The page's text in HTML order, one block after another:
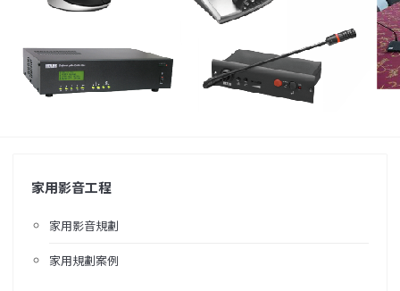
家用影音工程
家用影音規劃
家用規劃案例